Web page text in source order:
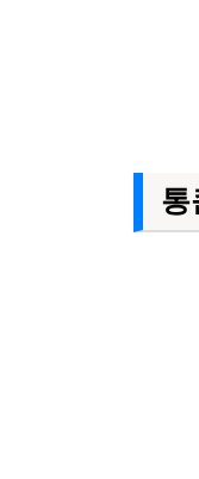
통